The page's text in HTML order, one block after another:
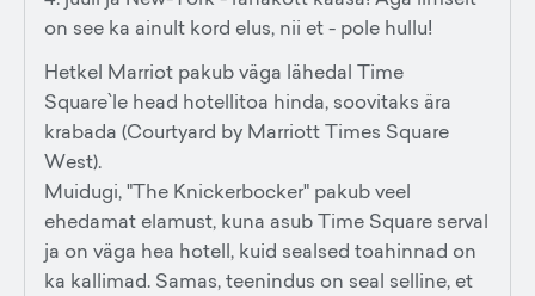
on see ka ainult kord elus, nii et - pole hullu!
Hetkel Marriot pakub väga lähedal Time
Square`le head hotellitoa hinda, soovitaks ära
krabada (Courtyard by Marriott Times Square
West).
Muidugi, "The Knickerbocker" pakub veel
ehedamat elamust, kuna asub Time Square serval
ja on väga hea hotell, kuid sealsed toahinnad on
ka kallimad. Samas, teenindus on seal selline, et